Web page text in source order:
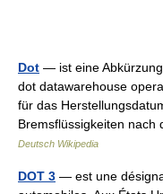
Dot — ist eine
dot datawarehouse
für das
Bremsflüssigkeiten
Deutsch Wikipedia
DOT 3 — est une